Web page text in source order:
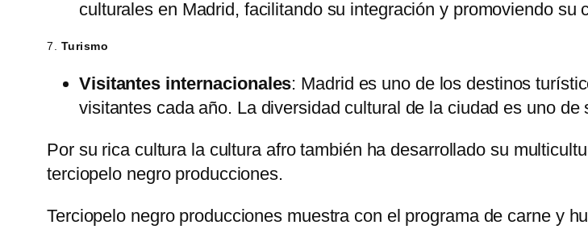
culturales en Madrid, facilitando su integración y promoviendo su
7. Turismo
Visitantes internacionales: Madrid es uno de los destinos
visitantes cada año. La diversidad cultural de la ciudad es uno de
Por su rica cultura la cultura afro también ha desarrollado su
terciopelo negro producciones.
Terciopelo negro producciones muestra con el programa de carne y